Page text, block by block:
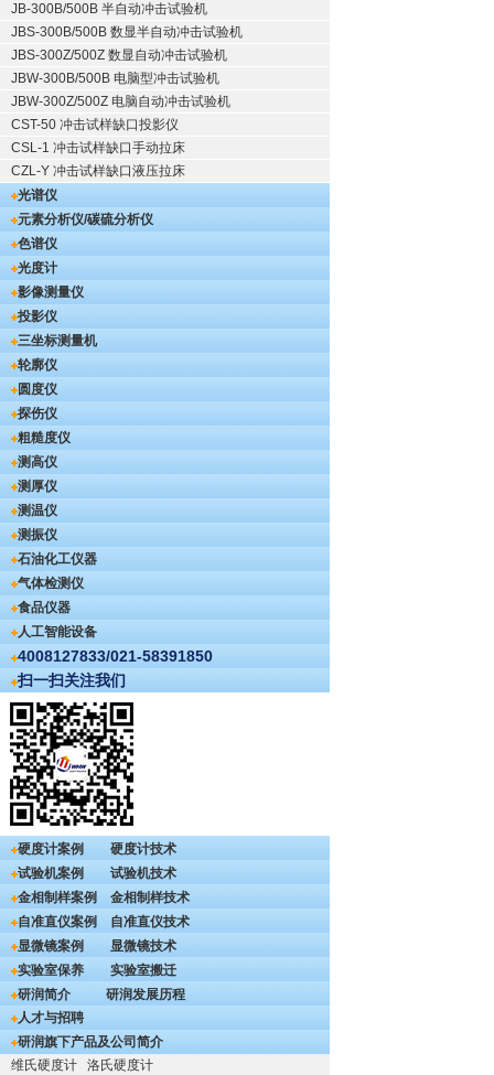
JB-300B/500B 半自动冲击试验机
JBS-300B/500B 数显半自动冲击试验机
JBS-300Z/500Z 数显自动冲击试验机
JBW-300B/500B 电脑型冲击试验机
JBW-300Z/500Z 电脑自动冲击试验机
CST-50 冲击试样缺口投影仪
CSL-1 冲击试样缺口手动拉床
CZL-Y 冲击试样缺口液压拉床
光谱仪
元素分析仪/碳硫分析仪
色谱仪
光度计
影像测量仪
投影仪
三坐标测量机
轮廓仪
圆度仪
探伤仪
粗糙度仪
测高仪
测厚仪
测温仪
测振仪
石油化工仪器
气体检测仪
食品仪器
人工智能设备
4008127833/021-58391850
扫一扫关注我们
硬度计案例
硬度计技术
试验机案例
试验机技术
金相制样案例
金相制样技术
自准直仪案例
自准直仪技术
显微镜案例
显微镜技术
实验室保养
实验室搬迁
研润简介
研润发展历程
人才与招聘
研润旗下产品及公司简介
维氏硬度计
洛氏硬度计